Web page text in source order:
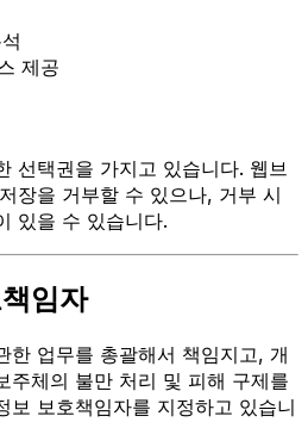
제공
선택권을 가지고 있습니다. 웹브
장을 거부할 수 있으나, 거부 시
있을 수 있습니다.
임자
한 업무를 총괄해서 책임지고, 개
주체의 불만 처리 및 피해 구제를
보 보호책임자를 지정하고 있습니